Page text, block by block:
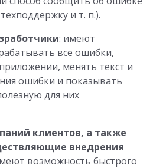
и т. п.).
: имеют
все ошибки,
менять текст и
ошибки и показывать
для них
клиентов, а также
внедрения
возможность быстрого